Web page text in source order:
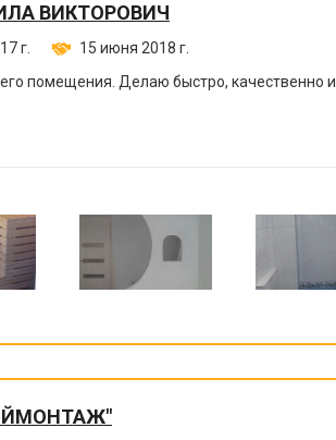
ВИКТОРОВИЧ
г.
15 июня 2018 г.
помещения. Делаю быстро, качественно и